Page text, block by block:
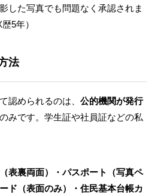
した写真でも問題なく承認されま
5年）
法
認められるのは、 公的機関が発行
みです。学生証や社員証などの私
表裏両面）・パスポート（写真ペ
ド（表面のみ）・住民基本台帳カ